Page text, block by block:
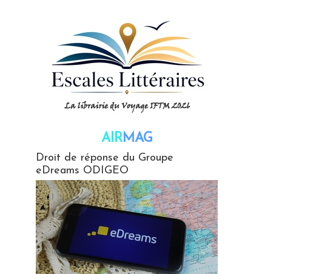
AIRMAG
Droit de réponse du Groupe
eDreams ODIGEO